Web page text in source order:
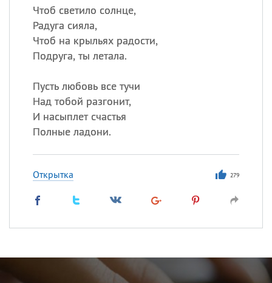
Чтоб светило солнце,
Радуга сияла,
Чтоб на крыльях радости,
Подруга, ты летала.
Пусть любовь все тучи
Над тобой разгонит,
И насыплет счастья
Полные ладони.
Открытка 279